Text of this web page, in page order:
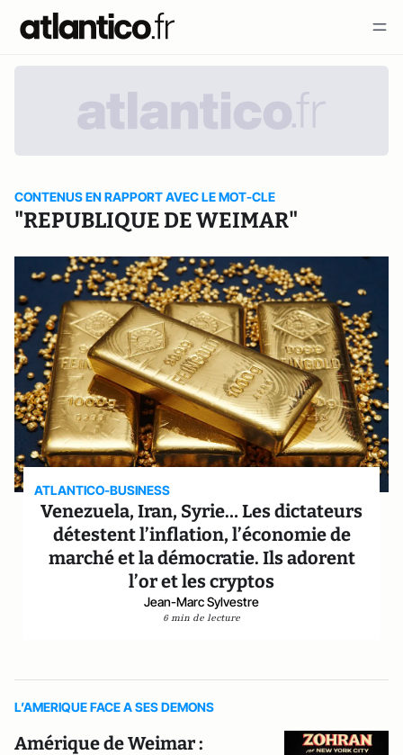
CONTENUS EN RAPPORT AVEC LE MOT-CLE
"REPUBLIQUE DE WEIMAR"
ATLANTICO-BUSINESS
Venezuela, Iran, Syrie… Les dictateurs
détestent l’inflation, l’économie de
marché et la démocratie. Ils adorent
l’or et les cryptos
Jean-Marc Sylvestre
6 min de lecture
L’AMERIQUE FACE A SES DEMONS
Amérique de Weimar :